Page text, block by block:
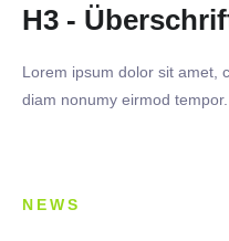
H3 -
Lorem ipsum dolor sit amet,
diam nonumy eirmod tempor.
NEWS